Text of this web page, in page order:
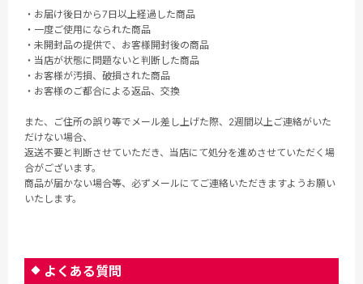
・お届け後日から7日以上経過した商品
・一度ご使用になられた商品
・未開封品の提供で、お客様開封後の商品
・当店が状態に問題ないと判断した商品
・お客様が汚損、破損された商品
・お客様のご都合による返品、交換
また、ご住所の誤り等でメール差し上げた際、2週間以上ご連絡がいた
だけない場合、
返送不要と判断させていただき、当店にて処分を進めさせていただく場
合がございます。
商品が届かない場合等、必ずメールにてご連絡いただきますようお願い
いたします。
よくある質問